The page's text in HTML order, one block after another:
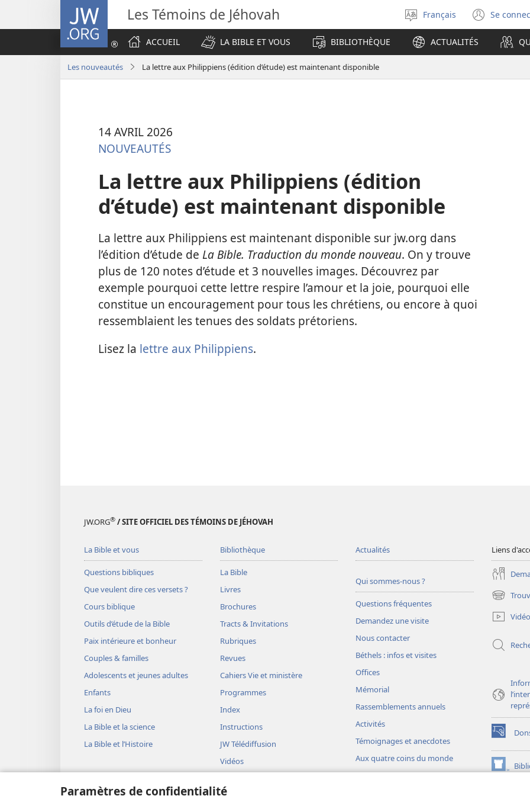
Paramètres de confidentialité
JW.ORG Les Témoins de Jéhovah
Sélectionner
la
langue
Français Se
une
ACCUEIL
LA BIBLE ET VOUS BIBLIOTHÈQUE ACTUALITÉS
Les nouveautés La lettre aux Philippiens (édition d’étude) est maintenant disponible
14 AVRIL 2026
NOUVEAUTÉS
La lettre aux Philippiens (édition
d’étude) est maintenant disponible
La lettre aux Philippiens est maintenant disponible sur jw.org dans
l’édition d’étude de La Bible. Traduction du monde nouveau. On y trouve
plus de 120 notes d’étude et 3 nouvelles images. Découvrez par
exemple pourquoi cette lettre respire l’amour et la joie, pourquoi elle
constitue un encouragement pour tous les chrétiens, ou encore à quoi
ressemblaient les tenues des soldats prétoriens.
Lisez la lettre aux Philippiens.
JW.ORG® / SITE OFFICIEL DES TÉMOINS DE JÉHOVAH
La Bible et vous
Questions bibliques
Que veulent dire ces versets ?
Cours biblique
Outils d’étude de la Bible
Paix intérieure et bonheur
Couples & familles
Adolescents et jeunes adultes
Enfants
La foi en Dieu
La Bible et la science
La Bible et l’Histoire
Bibliothèque
La Bible
Livres
Brochures
Tracts & Invitations
Rubriques
Revues
Cahiers Vie et ministère
Programmes
Index
Instructions
JW Télédiffusion
Vidéos
Actualités
Qui sommes-nous ?
Questions fréquentes
Demandez une visite
Nous contacter
Béthels : infos et visites
Offices
Mémorial
Rassemblements annuels
Activités
Témoignages et anecdotes
Aux quatre coins du monde
Liens
(ouvre
une
nouvelle
(ouvre
une
nouvelle
fenêtre)
(ouvre